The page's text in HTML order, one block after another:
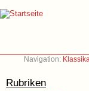
Navigation:
Rubriken